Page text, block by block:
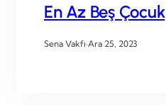
En Az Beş Çocuk
Sena Vakfı·Ara 25, 2023